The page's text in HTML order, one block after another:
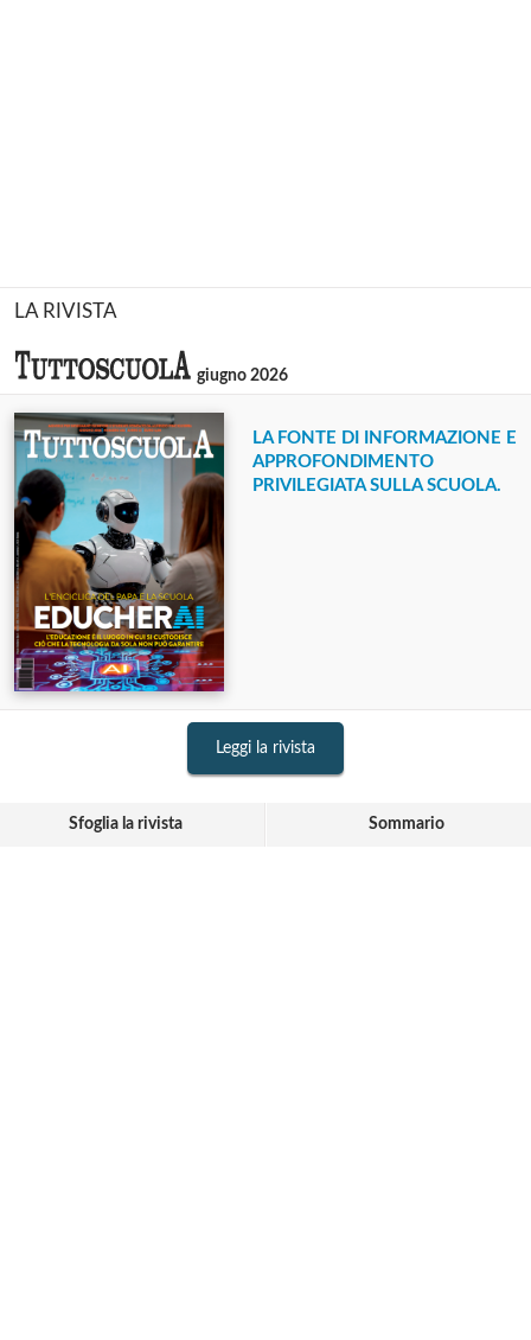
LA RIVISTA
giugno 2026
LA FONTE DI INFORMAZIONE E
APPROFONDIMENTO
PRIVILEGIATA SULLA SCUOLA.
Leggi la rivista
Sfoglia la rivista Sommario